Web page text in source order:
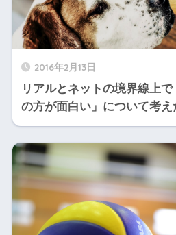
2016年2月13日
リアルとネットの境界線上
の方が面白い」について考え